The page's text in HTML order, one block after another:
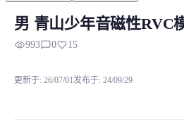
男 青山少年音磁性RVC
MiaoYin Original Content. Official
男 青山少年音磁性RVC
visibility993chat_bubble_outline0favorite15
更新于: 26/07/01 发布于: 24/09/29